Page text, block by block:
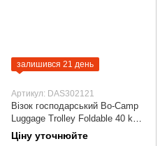
залишився 21 день
Артикул: DAS302121
Візок господарський Bo-Camp
Luggage Trolley Foldable 40 kg
Silver (5267279)
Ціну уточнюйте